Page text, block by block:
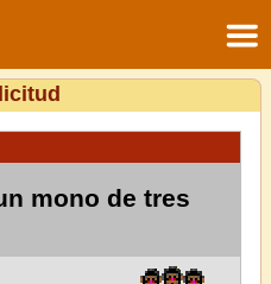
mono de tres